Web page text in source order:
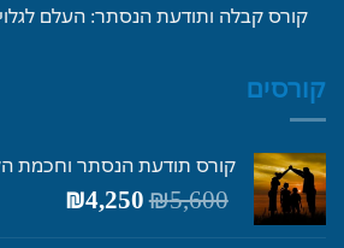
קורס קבלה ותודעת הנסתר: העלם לגלוי
קורסים
קורס תודעת הנסתר וחכמת
₪5,600
המחיר
המקורי
₪4,250